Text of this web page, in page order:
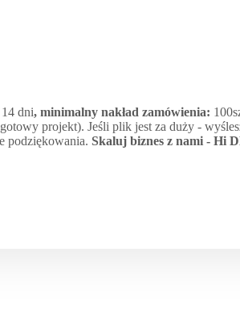
dni, minimalny nakład zamówienia:
projekt). Jeśli plik jest za duży -
podziękowania. Skaluj biznes z nami - Hi